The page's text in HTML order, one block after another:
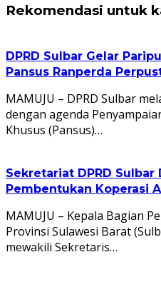
Rekomendasi untuk
DPRD Sulbar Gelar
Pansus Ranperda
MAMUJU – DPRD Sulbar
dengan agenda
Khusus (Pansus)…
Sekretariat DPRD Sulbar
Pembentukan Koperasi
MAMUJU – Kepala Bagian
Provinsi Sulawesi Barat
mewakili Sekretaris…